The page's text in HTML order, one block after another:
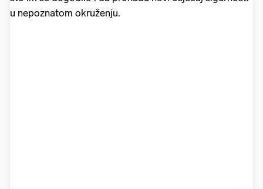
u nepoznatom okruženju.